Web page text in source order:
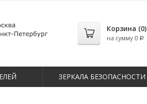
Корзина (0)
на сумму 0 Р
ЗЕРКАЛА БЕЗОПАСНОСТИ